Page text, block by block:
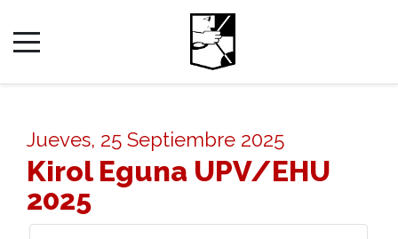
Jueves, 25 Septiembre 2025
Kirol Eguna UPV/EHU
2025